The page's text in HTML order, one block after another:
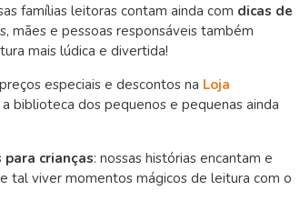
famílias leitoras contam ainda com dicas de
mães e pessoas responsáveis também
mais lúdica e divertida!
especiais e descontos na Loja
biblioteca dos pequenos e pequenas ainda
crianças: nossas histórias encantam e
tal viver momentos mágicos de leitura com o